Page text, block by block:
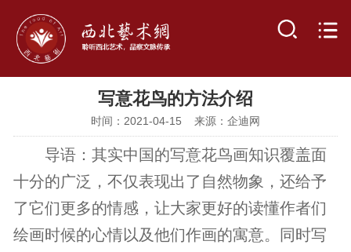
写意花鸟的方法介绍
时间：2021-04-15 来源：企迪网
导语：其实中国的写意花鸟画知识覆盖面
十分的广泛，不仅表现出了自然物象，还给予
了它们更多的情感，让大家更好的读懂作者们
绘画时候的心情以及他们作画的寓意。同时写